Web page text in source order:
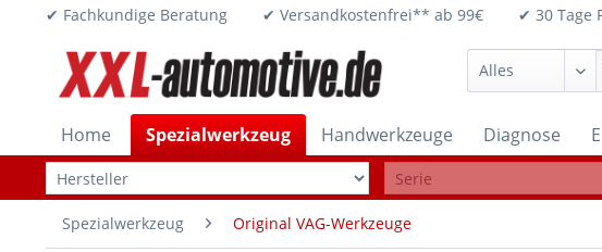
✔ Fachkundige Beratung ✔ Versandkostenfrei** ab 99€ ✔ 30
Home Spezialwerkzeug Handwerkzeuge Diagnose
Spezialwerkzeug Original VAG-Werkzeuge